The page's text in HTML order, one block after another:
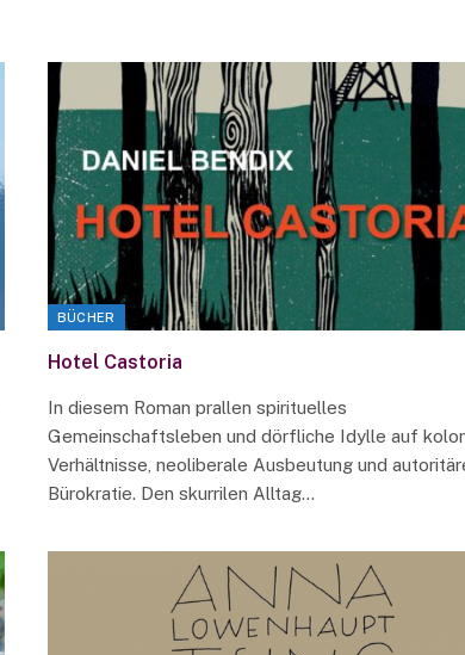
BÜCHER
Hotel Castoria
In diesem Roman prallen spirituelles
Gemeinschaftsleben und dörfliche Idylle auf
Verhältnisse, neoliberale Ausbeutung und
Bürokratie. Den skurrilen Alltag…